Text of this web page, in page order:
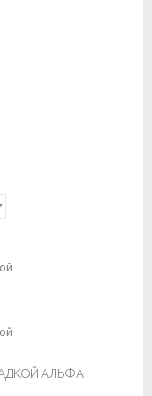
АЛЬФА